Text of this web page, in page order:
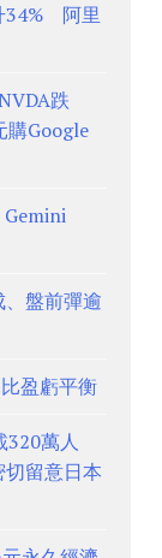
34% 阿里
跌
Google
盤前彈逾
盈虧平衡
320萬人
留意日本